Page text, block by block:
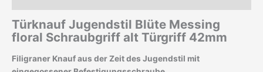
Türknauf Jugendstil Blüte Messing
floral Schraubgriff alt Türgriff 42mm
Filigraner Knauf aus der Zeit des Jugendstil mit